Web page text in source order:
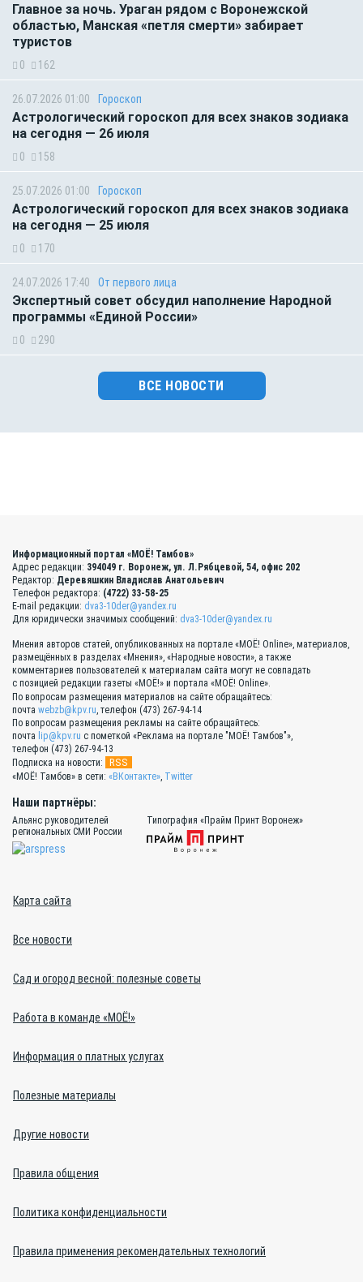
Главное за ночь. Ураган рядом с Воронежской
областью, Манская «петля смерти» забирает
туристов
0 162
26.07.2026 01:00 Гороскоп
Астрологический гороскоп для всех знаков зодиака
на сегодня — 26 июля
0 158
25.07.2026 01:00 Гороскоп
Астрологический гороскоп для всех знаков зодиака
на сегодня — 25 июля
0 170
24.07.2026 17:40 От первого лица
Экспертный совет обсудил наполнение Народной
программы «Единой России»
0 290
ВСЕ НОВОСТИ
Информационный портал «МОЁ! Тамбов»
Адрес редакции: 394049 г. Воронеж, ул. Л.Рябцевой, 54, офис 202
Редактор: Деревяшкин Владислав Анатольевич
Телефон редактора: (4722) 33-58-25
E-mail редакции: dva3-10der@yandex.ru
Для юридически значимых сообщений: dva3-10der@yandex.ru
Мнения авторов статей, опубликованных на портале «МОЁ! Online», материалов,
размещённых в разделах «Мнения», «Народные новости», а также
комментариев пользователей к материалам сайта могут не совпадать
с позицией редакции газеты «МОЁ!» и портала «МОЁ! Online».
По вопросам размещения материалов на сайте обращайтесь:
почта webzb@kpv.ru, телефон (473) 267-94-14
По вопросам размещения рекламы на сайте обращайтесь:
почта lip@kpv.ru с пометкой «Реклама на портале "МОЁ! Тамбов"»,
телефон (473) 267-94-13
Подписка на новости:
RSS
«МОЁ! Тамбов» в сети: «ВКонтакте», Twitter
Наши партнёры:
Альянс руководителей
региональных СМИ России
Типография «Прайм Принт Воронеж»
Карта сайта
Все новости
Сад и огород весной: полезные советы
Работа в команде «МОЁ!»
Информация о платных услугах
Полезные материалы
Другие новости
Правила общения
Политика конфиденциальности
Правила применения рекомендательных технологий